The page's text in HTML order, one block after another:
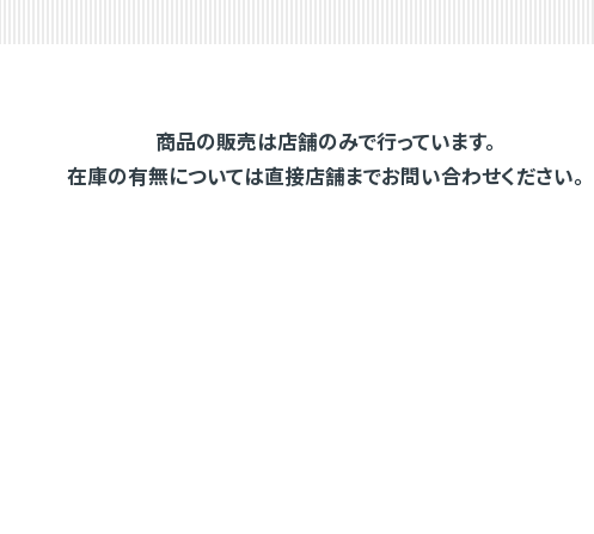
商品の販売は店舗のみで行っています。
在庫の有無については直接店舗までお問い合わせください。